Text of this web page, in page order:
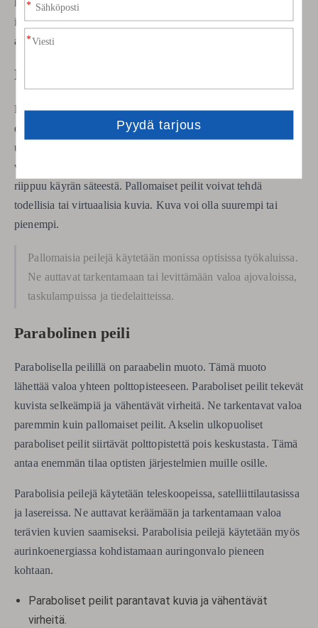
isojen tilojen katseluun. Kuperia peilejä käytetään myös
ajoväylillä ja porteilla näkemään nurkat.
Pallomainen peili
Pallomaiset peilit sisältävät koverat ja kuperat peilit. Pinta on
osa palloa. Koverat peilit käyvät sisäänpäin ja kuperat peilit
ulospäin. Pallomaisissa peileissä on polttopiste, jossa
valonsäteet kohtaavat tai näyttävät kohtaavan. Polttopiste
riippuu käyrän säteestä. Pallomaiset peilit voivat tehdä
todellisia tai virtuaalisia kuvia. Kuva voi olla suurempi tai
pienempi.
Pallomaisia ​​peilejä käytetään monissa optisissa työkaluissa.
Ne auttavat tarkentamaan tai levittämään valoa ajovaloissa,
taskulampuissa ja tiedelaitteissa.
Parabolinen peili
Parabolisella peilillä on paraabelin muoto. Tämä muoto
lähettää valoa yhteen polttopisteeseen. Paraboliset peilit tekevät
kuvista selkeämpiä ja vähentävät virheitä. Ne tarkentavat valoa
paremmin kuin pallomaiset peilit. Akselin ulkopuoliset
paraboliset peilit siirtävät polttopistettä pois keskustasta. Tämä
antaa enemmän tilaa optisten järjestelmien muille osille.
Parabolisia peilejä käytetään teleskoopeissa, satelliittilautasissa
ja lasereissa. Ne auttavat keräämään ja tarkentamaan valoa
terävien kuvien saamiseksi. Parabolisia peilejä käytetään myös
aurinkoenergiassa kohdistamaan auringonvalo pieneen
kohtaan.
Paraboliset peilit parantavat kuvia ja vähentävät
virheitä.